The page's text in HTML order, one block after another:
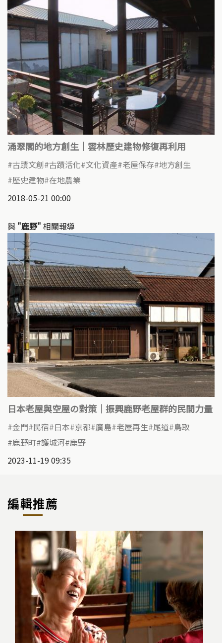
涌翠閣的地方創生｜雲林歷史建物修復再利用
古蹟文創 古蹟活化 文化資產 老屋保存 地方創生
歷史建物 在地農業
2018-05-21 00:00
與 "鹿野" 相關報導
日本老屋與空屋の對策｜振興鹿野老屋群的民間力量
金門 民宿 日本 京都 廣島 老屋再生 尾道 鳥取
鹿野町 護城河 鹿野
2023-11-19 09:35
編輯推薦